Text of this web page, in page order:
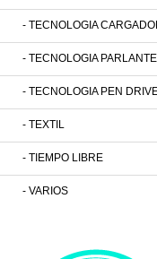
- TECNOLOGIA
- TECNOLOGIA
- TECNOLOGIA PEN
- TEXTIL
- TIEMPO LIBRE
- VARIOS